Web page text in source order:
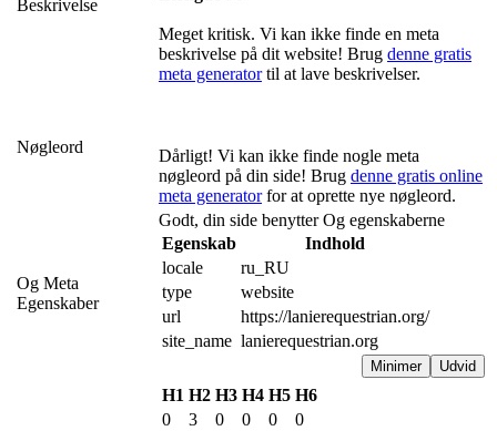
Beskrivelse
Meget kritisk. Vi kan ikke finde en meta
beskrivelse på dit website! Brug denne gratis
meta generatortil at lave beskrivelser.
Nøgleord
Dårligt! Vi kan ikke finde nogle meta
nøgleord på din side! Brug denne gratis online
meta generatorfor at oprette nye nøgleord.
Og Meta
Egenskaber
Godt, din side benytter Og egenskaberne
Egenskab
Indhold
locale
ru_RU
type
website
url
https://lanierequestrian.org/
site_name lanierequestrian.org
Udvid
Minimer
H1 H2 H3 H4 H5 H6
0
3 0 0 0 0